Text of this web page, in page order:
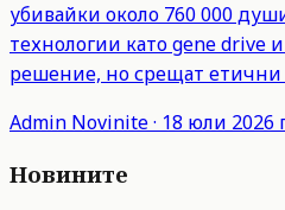
убивайки около 760 000
технологии като gene drive
решение, но срещат
Admin Novinite· 18 юли 2026
Новините